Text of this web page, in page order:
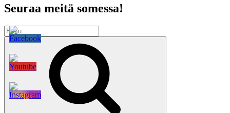
Seuraa meitä somessa!
Etsi: